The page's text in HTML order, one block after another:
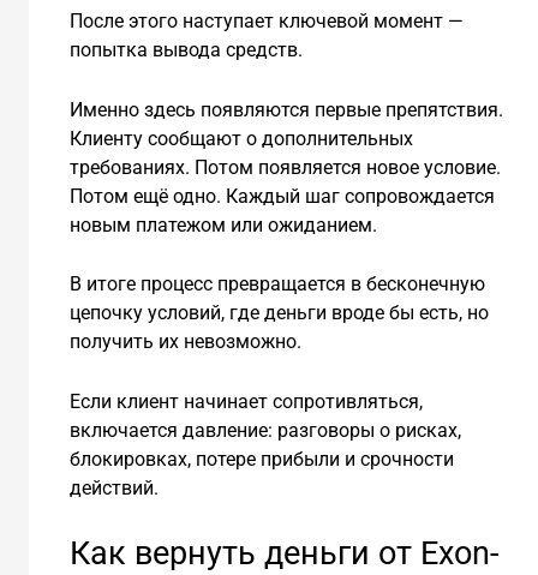
После этого наступает ключевой момент —
попытка вывода средств.
Именно здесь появляются первые препятствия.
Клиенту сообщают о дополнительных
требованиях. Потом появляется новое условие.
Потом ещё одно. Каждый шаг сопровождается
новым платежом или ожиданием.
В итоге процесс превращается в бесконечную
цепочку условий, где деньги вроде бы есть, но
получить их невозможно.
Если клиент начинает сопротивляться,
включается давление: разговоры о рисках,
блокировках, потере прибыли и срочности
действий.
Как вернуть деньги от Exon-